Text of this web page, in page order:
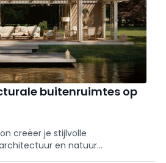
buitenruimtes op
creëer je stijlvolle
en natuur